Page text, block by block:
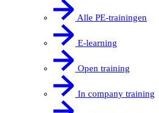
Alle PE-trainingen
E-learning
Open training
In company training